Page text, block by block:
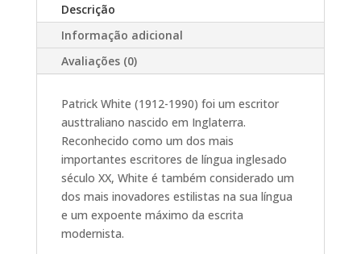
Descrição
Informação adicional
Avaliações (0)
Patrick White (1912-1990) foi um escritor
austtraliano nascido em Inglaterra.
Reconhecido como um dos mais
importantes escritores de língua inglesado
século XX, White é também considerado um
dos mais inovadores estilistas na sua língua
e um expoente máximo da escrita
modernista.